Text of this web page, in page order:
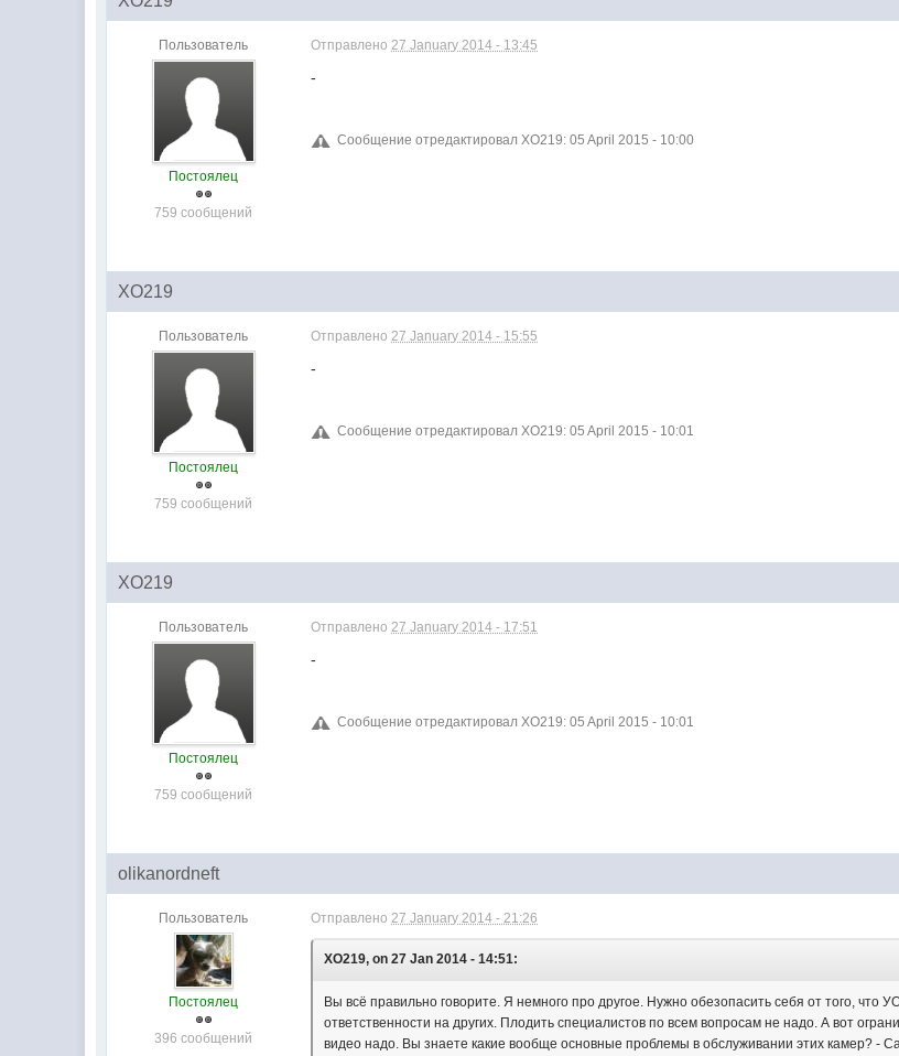
Пользователь
Постоялец
759 сообщений
Отправлено27 January 2014 - 13:45
-
Сообщение отредактировал XO219: 05 April 2015 - 10:00
XO219
Пользователь
Постоялец
759 сообщений
Отправлено27 January 2014 - 15:55
-
Сообщение отредактировал XO219: 05 April 2015 - 10:01
XO219
Пользователь
Постоялец
759 сообщений
Отправлено27 January 2014 - 17:51
-
Сообщение отредактировал XO219: 05 April 2015 - 10:01
olikanordneft
Пользователь
Постоялец
396 сообщений
Отправлено27 January 2014 - 21:26
XO219, on 27 Jan 2014 - 14:51:
Вы всё правильно говорите. Я немного про другое. Нужно обезопасить себя от того, что
ответственности на других. Плодить специалистов по всем вопросам не надо. А вот
видео надо. Вы знаете какие вообще основные проблемы в обслуживании этих камер? -